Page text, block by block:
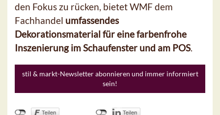
den Fokus zu rücken, bietet WMF dem
Fachhandel umfassendes
Dekorationsmaterial für eine farbenfrohe
Inszenierung im Schaufenster und am POS.
stil & markt-Newsletter abonnieren und immer informiert
sein!